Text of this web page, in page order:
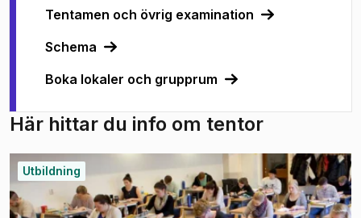
Tentamen och övrig examination
Schema
Boka lokaler och grupprum
Här hittar du info om tentor
Utbildning